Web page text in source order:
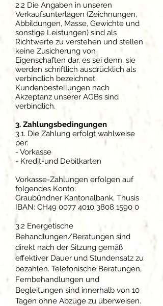
2.2 Die Angaben in unseren
Verkaufsunterlagen (Zeichnungen,
Abbildungen, Masse, Gewichte und
sonstige Leistungen) sind als
Richtwerte zu verstehen und stellen
keine Zusicherung von
Eigenschaften dar, es sei denn, sie
werden schriftlich ausdrücklich als
verbindlich bezeichnet.
Kundenbestellungen nach
Akzeptanz unserer AGBs sind
verbindlich.
3. Zahlungsbedingungen
3.1. Die Zahlung erfolgt wahlweise
per:
- Vorkasse
- Kredit-und Debitkarten
Vorkasse-Zahlungen erfolgen auf
folgendes Konto:
Graubündner Kantonalbank, Thusis
IBAN: CH49 0077 4010 3808 1590 0
3.2 Energetische
Behandlungen/Beratungen sind
direkt nach der Sitzung gemäß
effektiver Dauer und Stundensatz zu
bezahlen. Telefonische Beratungen,
Fernbehandlungen und
Begleitungen sind innerhalb von 10
Tagen ohne Abzüge zu überweisen.